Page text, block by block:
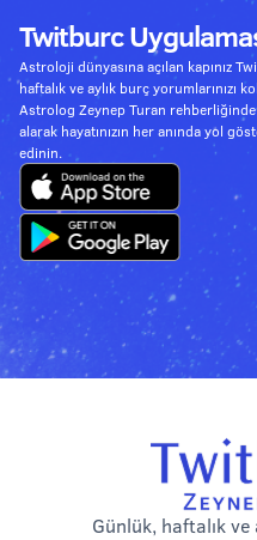
Twitburc
Astroloji dünyasına açılan kapınız
haftalık ve aylık burç yorumlarınızı
Astrolog Zeynep Turan
alarak hayatınızın her anında yol
edinin.
Günlük, haftalık ve